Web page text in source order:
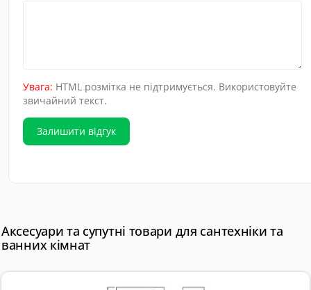
Увага: HTML розмітка не підтримується. Використовуйте
звичайний текст.
Залишити відгук
Аксесуари та супутні товари для сантехніки та
ванних кімнат